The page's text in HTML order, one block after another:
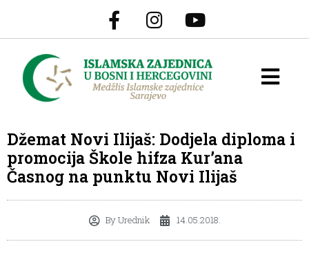
Džemat Novi Ilijaš: Dodjela diploma i
promocija Škole hifza Kur’ana
Časnog na punktu Novi Ilijaš
ByUrednik 14.05.2018.